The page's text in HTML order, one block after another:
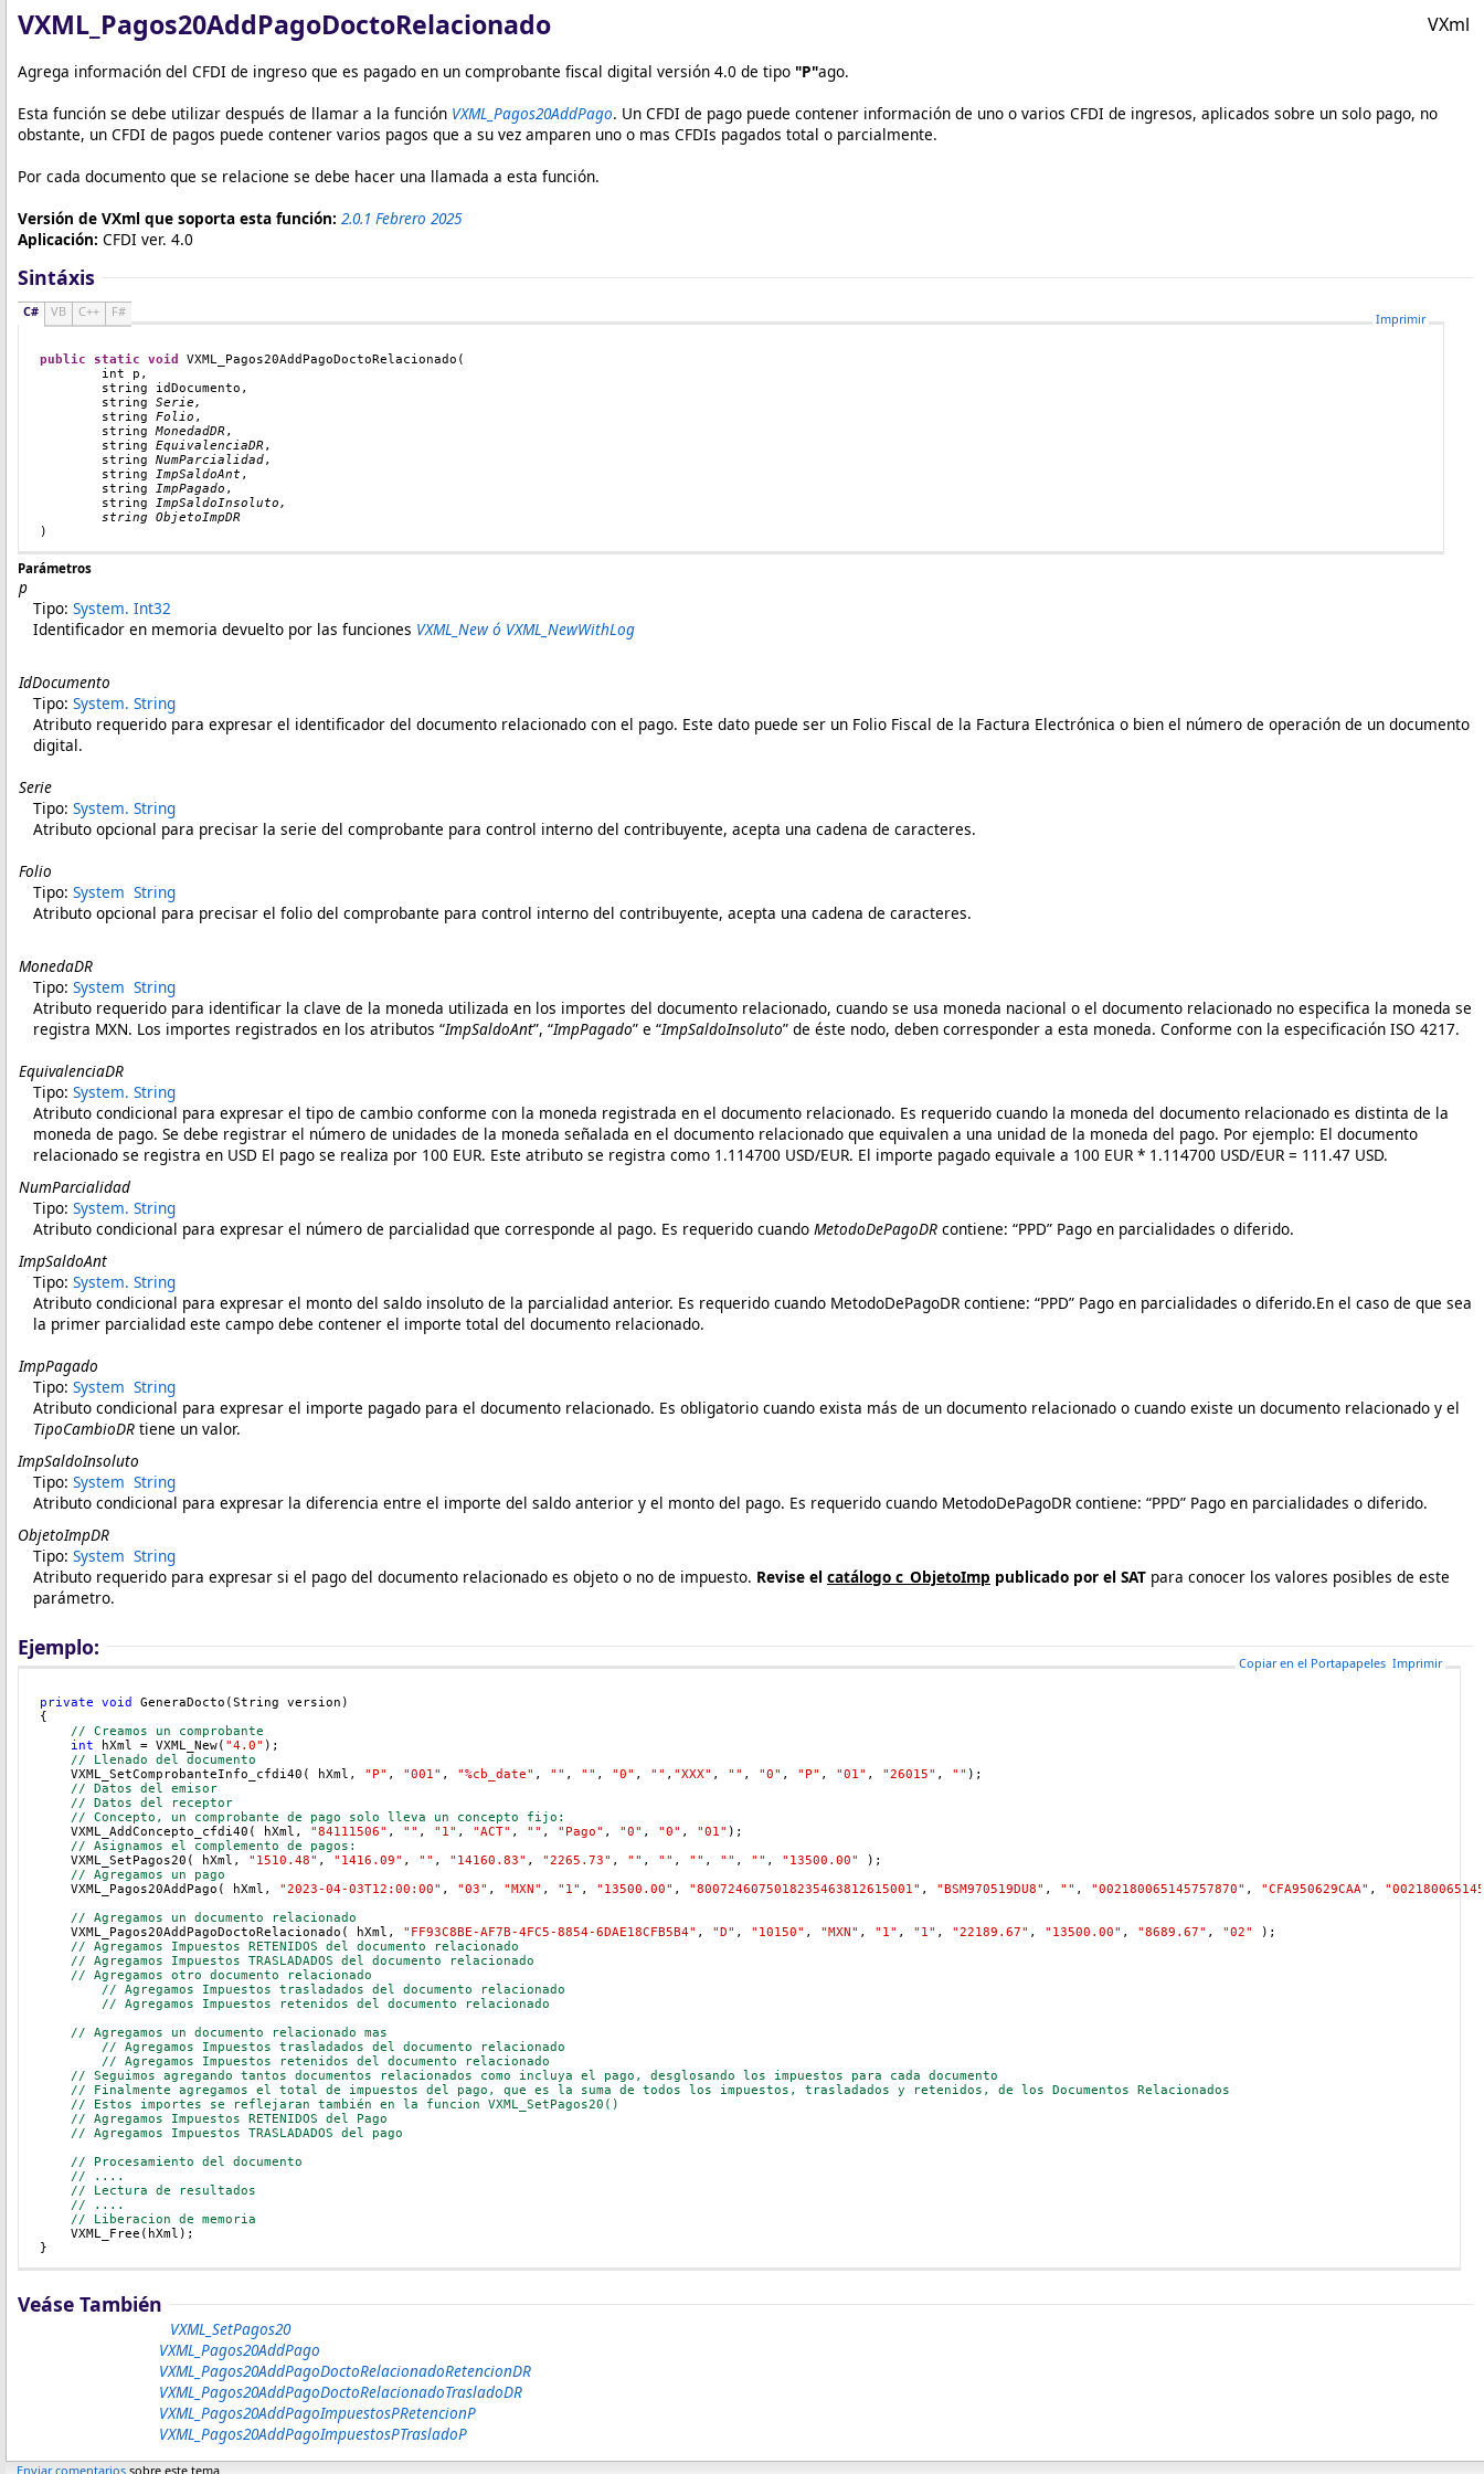
VXML_Pagos20AddPagoDoctoRelacionado VXml
Agrega información del CFDI de ingreso que es pagado en un comprobante fiscal digital versión 4.0 de tipo "P"ago.
Esta función se debe utilizar después de llamar a la función VXML_Pagos20AddPago. Un CFDI de pago puede contener información de uno o varios CFDI de ingresos, aplicados sobre un solo pago, no
obstante, un CFDI de pagos puede contener varios pagos que a su vez amparen uno o mas CFDIs pagados total o parcialmente.
Por cada documento que se relacione se debe hacer una llamada a esta función.
Versión de VXml que soporta esta función: 2.0.1 Febrero 2025
Aplicación: CFDI ver. 4.0
Sintáxis
C# VB C++ F# Imprimir
public static void VXML_Pagos20AddPagoDoctoRelacionado (
int p ,
string idDocumento ,
string
Serie,
string
Folio ,
string
MonedadDR,
string
EquivalenciaDR,
string
NumParcialidad,
string
ImpSaldoAnt ,
string
ImpPagado ,
string
ImpSaldoInsoluto,
        string ObjetoImpDR
)
Parámetros
p
Tipo: System. Int32
Identificador en memoria devuelto por las funciones VXML_New ó VXML_NewWithLog
IdDocumento
Tipo: System. String
Atributo requerido para expresar el identificador del documento relacionado con el pago. Este dato puede ser un Folio Fiscal de la Factura Electrónica o bien el número de operación de un documento
digital.
Serie
Tipo: System. String
Atributo opcional para precisar la serie del comprobante para control interno del contribuyente, acepta una cadena de caracteres.
Folio
Tipo: System String
Atributo opcional para precisar el folio del comprobante para control interno del contribuyente, acepta una cadena de caracteres.
MonedaDR
Tipo: System String
Atributo requerido para identificar la clave de la moneda utilizada en los importes del documento relacionado, cuando se usa moneda nacional o el documento relacionado no especifica la moneda se
registra MXN. Los importes registrados en los atributos “ImpSaldoAnt”, “ImpPagado” e “ImpSaldoInsoluto” de éste nodo, deben corresponder a esta moneda. Conforme con la especificación ISO 4217.
EquivalenciaDR
Tipo: System. String
Atributo condicional para expresar el tipo de cambio conforme con la moneda registrada en el documento relacionado. Es requerido cuando la moneda del documento relacionado es distinta de la
moneda de pago. Se debe registrar el número de unidades de la moneda señalada en el documento relacionado que equivalen a una unidad de la moneda del pago. Por ejemplo: El documento
relacionado se registra en USD El pago se realiza por 100 EUR. Este atributo se registra como 1.114700 USD/EUR. El importe pagado equivale a 100 EUR * 1.114700 USD/EUR = 111.47 USD.
NumParcialidad
Tipo: System. String
Atributo condicional para expresar el número de parcialidad que corresponde al pago. Es requerido cuando MetodoDePagoDR contiene: “PPD” Pago en parcialidades o diferido.
ImpSaldoAnt
Tipo: System. String
Atributo condicional para expresar el monto del saldo insoluto de la parcialidad anterior. Es requerido cuando MetodoDePagoDR contiene: “PPD” Pago en parcialidades o diferido.En el caso de que sea
la primer parcialidad este campo debe contener el importe total del documento relacionado.
ImpPagado
Tipo: System String
Atributo condicional para expresar el importe pagado para el documento relacionado. Es obligatorio cuando exista más de un documento relacionado o cuando existe un documento relacionado y el
TipoCambioDR tiene un valor.
ImpSaldoInsoluto
Tipo: System String
Atributo condicional para expresar la diferencia entre el importe del saldo anterior y el monto del pago. Es requerido cuando MetodoDePagoDR contiene: “PPD” Pago en parcialidades o diferido.
ObjetoImpDR
Tipo: System String
Atributo requerido para expresar si el pago del documento relacionado es objeto o no de impuesto. Revise el catálogo c_ObjetoImp publicado por el SAT para conocer los valores posibles de este
parámetro.
Ejemplo:
Copiar en el Portapapeles Imprimir
private void
GeneraDocto(String version)
{
// Creamos un comprobante
int hXml = VXML_New( "4.0" );
// Llenado del documento
    VXML_SetComprobanteInfo_cfdi40( hXml,
"P" , "001" , "%cb_date" , "" , "" , "0" , "" , "XXX" , "" , "0" , "P" , "01" , "26015" , "" );
// Datos del emisor
// Datos del receptor
// Concepto, un comprobante de pago solo lleva un concepto fijo:
    VXML_AddConcepto_cfdi40( hXml,
"84111506" , "" , "1" , "ACT" , "" , "Pago" , "0" , "0" , "01" );
// Asignamos el complemento de pagos:
VXML_SetPagos20( hXml, "1510.48" , "1416.09" , "" , "14160.83" , "2265.73" , "" , "" , "" , "" , "" , "13500.00"
);
    // Agregamos un pago
    VXML_Pagos20AddPago( hXml,
"2023-04-03T12:00:00" , "03" , "MXN" , "1" , "13500.00" , "8007246075018235463812615001" , "BSM970519DU8" , "" , "002180065145757870" , "CFA950629CAA" ,
    // Agregamos un documento relacionado
    VXML_Pagos20AddPagoDoctoRelacionado( hXml,
"FF93C8BE-AF7B-4FC5-8854-6DAE18CFB5B4" , "D" , "10150" , "MXN" , "1" , "1" , "22189.67" , "13500.00" , "8689.67" , "02"
);
    // Agregamos Impuestos RETENIDOS del documento relacionado
    // Agregamos Impuestos TRASLADADOS del documento relacionado
    // Agregamos otro documento relacionado
	// Agregamos Impuestos trasladados del documento relacionado
	// Agregamos Impuestos retenidos del documento relacionado
    // Agregamos un documento relacionado mas
	// Agregamos Impuestos trasladados del documento relacionado
	// Agregamos Impuestos retenidos del documento relacionado
    // Seguimos agregando tantos documentos relacionados como incluya el pago, desglosando los impuestos para cada documento
    // Finalmente agregamos el total de impuestos del pago, que es la suma de todos los impuestos, trasladados y retenidos, de los Documentos Relacionados
    // Estos importes se reflejaran también en la funcion VXML_SetPagos20()
    // Agregamos Impuestos RETENIDOS del Pago
    // Agregamos Impuestos TRASLADADOS del pago
    // Procesamiento del documento
// ....
// Lectura de resultados
// ....
// Liberacion de memoria
    VXML_Free(hXml);
}
Veáse También
VXML_SetPagos20
VXML_Pagos20AddPago
VXML_Pagos20AddPagoDoctoRelacionadoRetencionDR
VXML_Pagos20AddPagoDoctoRelacionadoTrasladoDR
VXML_Pagos20AddPagoImpuestosPRetencionP
VXML_Pagos20AddPagoImpuestosPTrasladoP
Enviar comentarios sobre este tema